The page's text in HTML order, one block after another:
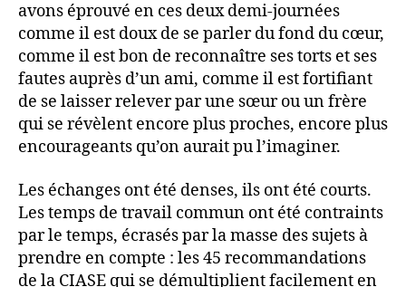
avons éprouvé en ces deux demi-journées
comme il est doux de se parler du fond du cœur,
comme il est bon de reconnaître ses torts et ses
fautes auprès d’un ami, comme il est fortifiant
de se laisser relever par une sœur ou un frère
qui se révèlent encore plus proches, encore plus
encourageants qu’on aurait pu l’imaginer.
Les échanges ont été denses, ils ont été courts.
Les temps de travail commun ont été contraints
par le temps, écrasés par la masse des sujets à
prendre en compte : les 45 recommandations
de la CIASE qui se démultiplient facilement en